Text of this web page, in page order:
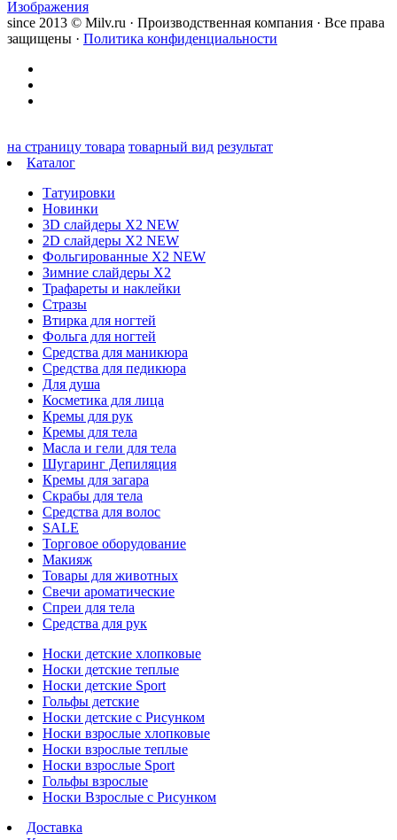
Изображения
since 2013 © Milv.ru · Производственная компания · Все права
защищены · Политика конфиденциальности
на страницу товара товарный вид результат
Каталог
Татуировки
Новинки
3D слайдеры X2 NEW
2D слайдеры X2 NEW
Фольгированные X2 NEW
Зимние слайдеры Х2
Трафареты и наклейки
Стразы
Втирка для ногтей
Фольга для ногтей
Средства для маникюра
Средства для педикюра
Для душа
Косметика для лица
Кремы для рук
Кремы для тела
Масла и гели для тела
Шугаринг Депиляция
Кремы для загара
Скрабы для тела
Средства для волос
SALE
Торговое оборудование
Макияж
Товары для животных
Свечи ароматические
Спреи для тела
Средства для рук
Носки детские хлопковые
Носки детские теплые
Носки детские Sport
Гольфы детские
Носки детские с Рисунком
Носки взрослые хлопковые
Носки взрослые теплые
Носки взрослые Sport
Гольфы взрослые
Носки Взрослые с Рисунком
Доставка